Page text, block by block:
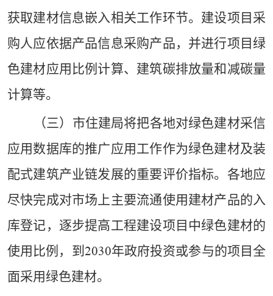
获取建材信息嵌入相关工作环节。 建设项目采
购人应依据产品信息采购产品，并进行项目绿
色建材应用比例计算、建筑碳排放量和减碳量
计算等。
（三）市住建局将把各地对绿色建材采信
应用数据库的推广应用工作作为绿色建材及装
配式建筑产业链发展的重要评价指标。各地应
尽快完成对市场上主要流通使用建材产品的入
库登记，逐步提高工程建设项目中绿色建材的
使用比例，到 2030年政府投资或参与的项目全
面采用绿色建材。